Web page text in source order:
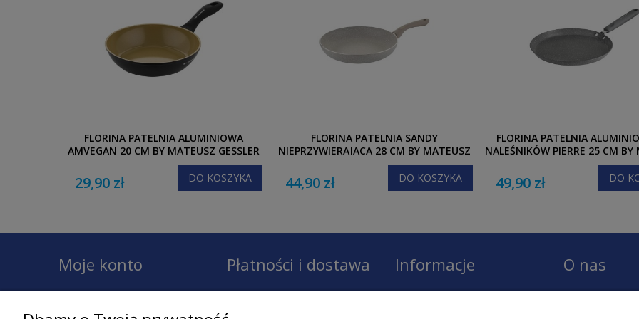
FLORINA PATELNIA ALUMINIOWA
AMVEGAN 20 CM BY MATEUSZ GESSLER
29,90 zł DO KOSZYKA
FLORINA PATELNIA SANDY
NIEPRZYWIERAJĄCA 28 CM BY MATEUSZ
GESSLER
44,90 zł DO KOSZYKA
FLORINA PATELNIA
NALEŚNIKÓW PIERRE 25 CM BY
GESSLER
49,90 zł DO
Moje konto Płatności i dostawa Informacje O nas